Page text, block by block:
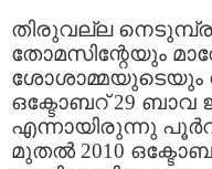
തിരുവല്ല നെടുമ്പ്രം
തോമസിന്റേയും
ശോശാമ്മയുടെയും
ഒക്ടോബറ് 29 ബാവ
എന്നായിരുന്നു
മുതല്‍ 2010